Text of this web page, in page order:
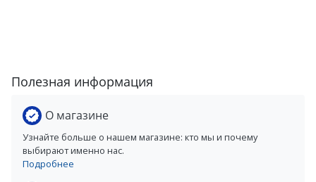
Полезная информация
О магазине
Узнайте больше о нашем магазине: кто мы и почему
выбирают именно нас.
Подробнее